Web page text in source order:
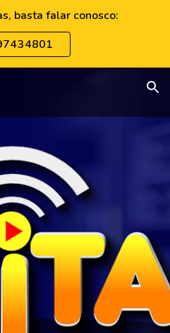
basta falar conosco: